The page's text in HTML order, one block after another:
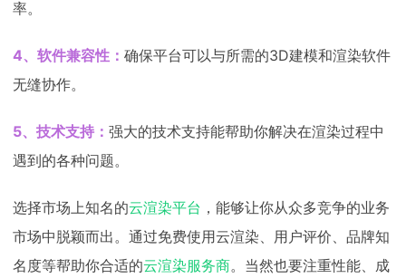
率。
4、软件兼容性： 确保平台可以与所需的3D建模和渲染软件
无缝协作。
5、技术支持： 强大的技术支持能帮助你解决在渲染过程中
遇到的各种问题。
选择市场上知名的云渲染平台 ，能够让你从众多竞争的业务
市场中脱颖而出。通过免费使用云渲染、用户评价、品牌知
名度等帮助你合适的云渲染服务商。当然也要注重性能、成